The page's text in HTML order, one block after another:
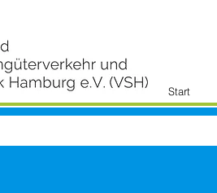
Start